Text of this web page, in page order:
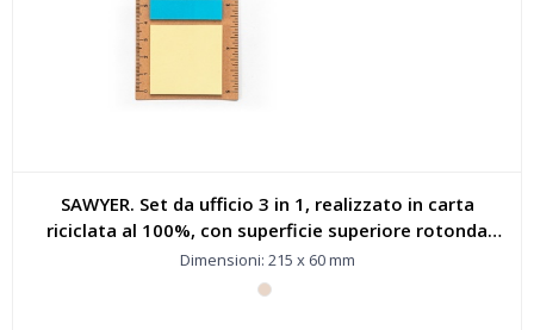
SAWYER. Set da ufficio 3 in 1, realizzato in carta
riciclata al 100%, con superficie superiore rotonda
estampa nera su tutto il perimetro - 93662
Dimensioni: 215 x 60 mm